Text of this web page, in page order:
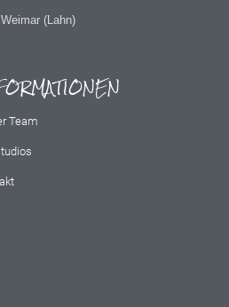
(Lahn)
Team